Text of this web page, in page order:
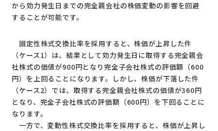
から効力発生日までの完全親会社の株価変動の影響を回避
することが可能です。
固定性株式交換比率を採用すると、株価が上昇した件
（ケース1）は、結果として効力発生日に取得する完全親会
社株式の価値が900円となり完全子会社株式の評価額（600
円）を上回ることになります。しかし、株価が下落した件
（ケース2）では、取得する完全親会社株式の価値が360円
となり、完全子会社株式の評価額（600円）を下回ることに
なります。
一方で、変動性株式交換比率を採用すると、株価が上昇し